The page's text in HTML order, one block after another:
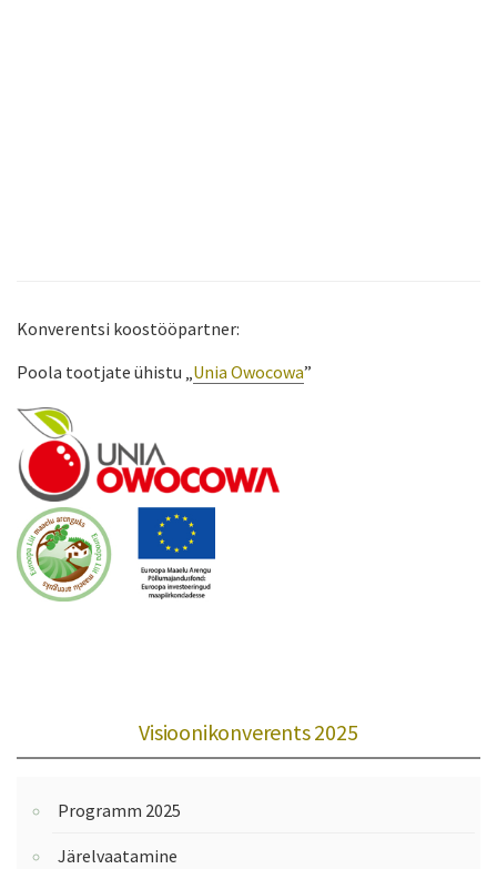
Konverentsi koostööpartner:
Poola tootjate ühistu „Unia Owocowa”
Visioonikonverents 2025
Programm 2025
Järelvaatamine